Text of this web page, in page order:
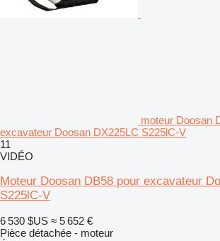
moteur Doosan
excavateur Doosan DX225LC S225lC-V
11
VIDÉO
Moteur Doosan DB58 pour excavateur
S225lC-V
6 530 $US ≈ 5 652 €
Pièce détachée - moteur